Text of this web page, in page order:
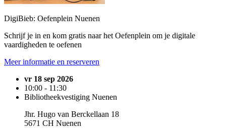
DigiBieb: Oefenplein Nuenen
Schrijf je in en kom gratis naar het Oefenplein om je digitale
vaardigheden te oefenen
Meer informatie en reserveren
vr 18 sep 2026
10:00 - 11:30
Bibliotheekvestiging Nuenen
Jhr. Hugo van Berckellaan 18
5671 CH Nuenen